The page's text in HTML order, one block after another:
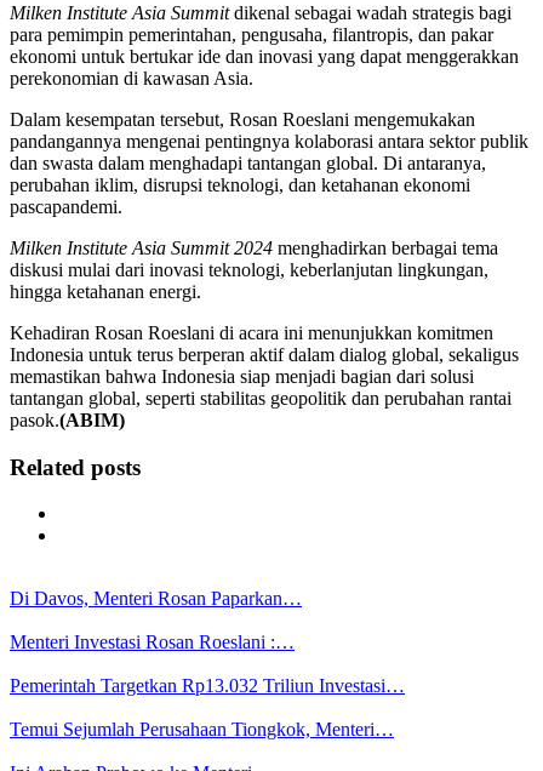
Milken Institute Asia Summitdikenal sebagai wadah strategis bagi
para pemimpin pemerintahan, pengusaha, filantropis, dan pakar
ekonomi untuk bertukar ide dan inovasi yang dapat menggerakkan
perekonomian di kawasan Asia.
Dalam kesempatan tersebut, Rosan Roeslani mengemukakan
pandangannya mengenai pentingnya kolaborasi antara sektor publik
dan swasta dalam menghadapi tantangan global. Di antaranya,
perubahan iklim, disrupsi teknologi, dan ketahanan ekonomi
pascapandemi.
Milken Institute Asia Summit 2024 menghadirkan berbagai tema
diskusi mulai dari inovasi teknologi, keberlanjutan lingkungan,
hingga ketahanan energi.
Kehadiran Rosan Roeslani di acara ini menunjukkan komitmen
Indonesia untuk terus berperan aktif dalam dialog global, sekaligus
memastikan bahwa Indonesia siap menjadi bagian dari solusi
tantangan global, seperti stabilitas geopolitik dan perubahan rantai
pasok.(ABIM)
Related posts
Di Davos, Menteri Rosan Paparkan…
Menteri Investasi Rosan Roeslani :…
Pemerintah Targetkan Rp13.032 Triliun Investasi…
Temui Sejumlah Perusahaan Tiongkok, Menteri…